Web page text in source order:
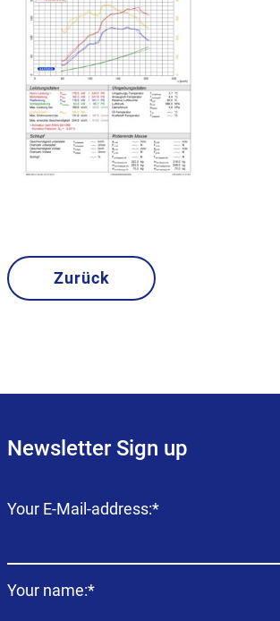
Zurück
Newsletter Sign up
Campo
Your E-Mail-address:*
Campo
Your name:*